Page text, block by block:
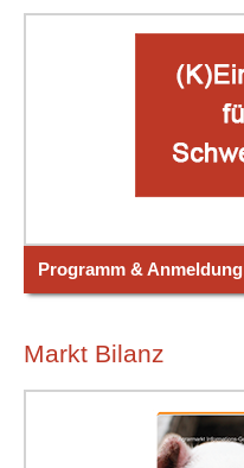
Programm & Anmeldung
Markt Bilanz